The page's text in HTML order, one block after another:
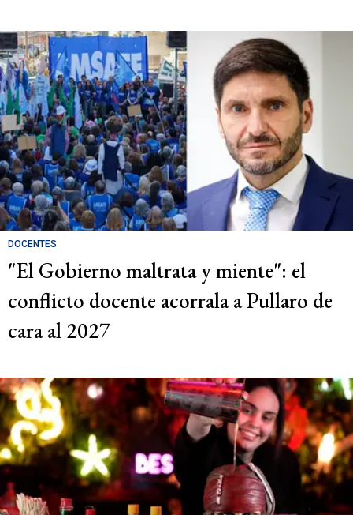
DOCENTES
"El Gobierno maltrata y miente": el
conflicto docente acorrala a Pullaro de
cara al 2027